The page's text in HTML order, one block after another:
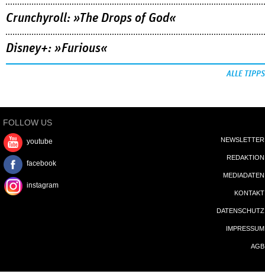
Crunchyroll: »The Drops of God«
Disney+: »Furious«
ALLE TIPPS
FOLLOW US
youtube
facebook
instagram
NEWSLETTER
REDAKTION
MEDIADATEN
KONTAKT
DATENSCHUTZ
IMPRESSUM
AGB